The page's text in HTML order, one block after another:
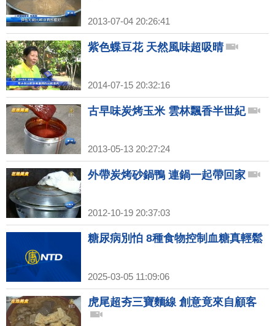
2013-07-04 20:26:41
紫色蝶豆花 天然風味超吸晴
2014-07-15 20:32:16
古早味炭烤玉米 雲林飄香半世紀
2013-05-13 20:27:24
外帶炭烤砂鍋鴨 連鍋一起帶回家
2012-10-19 20:37:03
糖尿病別怕 8種食物控制血糖真輕鬆
2025-03-05 11:09:06
虎尾超夯三寶麵線 創意竟來自顧客